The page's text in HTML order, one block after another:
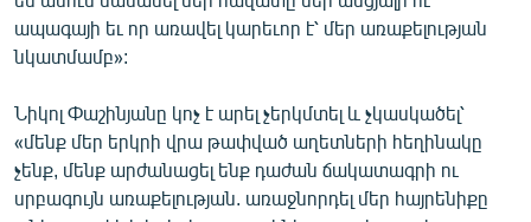
ապագայի եւ որ առավել կարեւոր է՝ մեր առաքելության
նկատմամբ»:
Նիկոլ Փաշինյանը կոչ է արել չերկմտել և չկասկածել՝
«մենք մեր երկրի վրա թափված աղետների հեղինակը
չենք, մենք արժանացել ենք դաժան ճակատագրի ու
սրբագույն առաքելության. առաջնորդել մեր հայրենիքը